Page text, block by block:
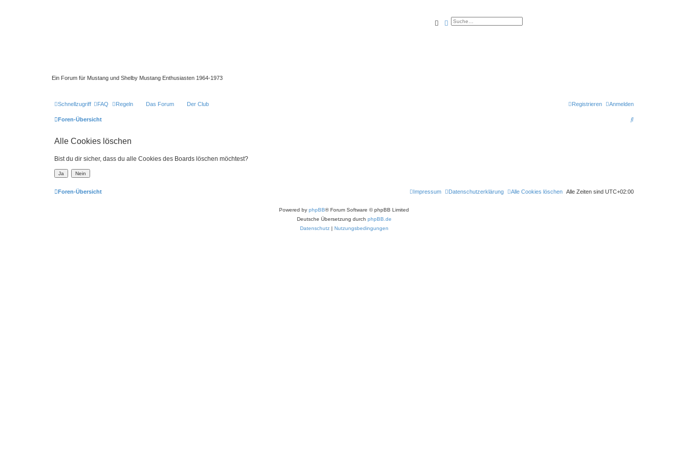
Ein Forum für Mustang und Shelby Mustang Enthusiasten 1964-1973
SucheErweiterte Suche
Schnellzugriff FAQ Regeln Das Forum Der Club Anmelden
Registrieren
Foren-Übersicht
S
Alle Cookies löschen
Bist du dir sicher, dass du alle Cookies des Boards löschen möchtest?
Foren-Übersicht Alle Zeiten sind UTC+02:00
Alle Cookies löschen
Datenschutzerklärung
Impressum
Powered by phpBB® Forum Software © phpBB Limited
Deutsche Übersetzung durch phpBB.de
Datenschutz| Nutzungsbedingungen